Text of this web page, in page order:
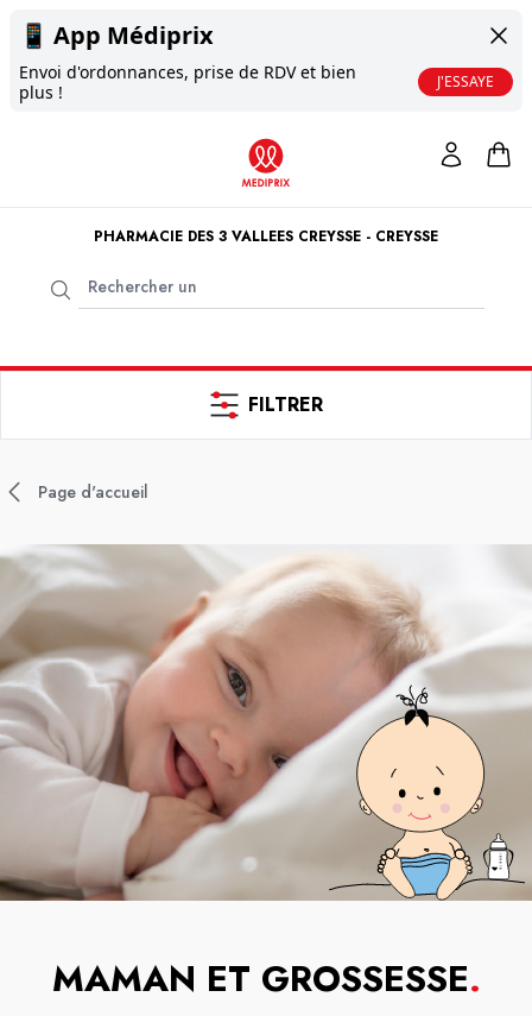
📱 App Médiprix
Envoi d'ordonnances, prise de RDV et bien
plus !
J'ESSAYE
PHARMACIE DES 3 VALLEES CREYSSE - CREYSSE
FILTRER
Page d'accueil
MAMAN ET GROSSESSE.